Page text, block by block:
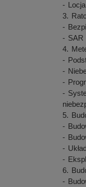
-
3.
-
- SAR
4.
-
-
-
-
5.
-
-
-
-
6.
-